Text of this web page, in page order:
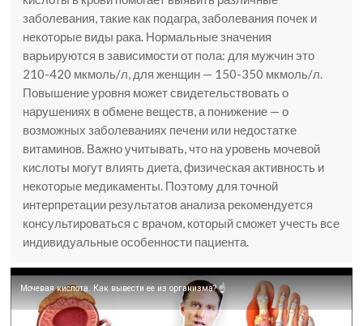
заболевания, такие как подагра, заболевания почек и
некоторые виды рака. Нормальные значения
варьируются в зависимости от пола: для мужчин это
210-420 мкмоль/л, для женщин — 150-350 мкмоль/л.
Повышение уровня может свидетельствовать о
нарушениях в обмене веществ, а понижение — о
возможных заболеваниях печени или недостатке
витаминов. Важно учитывать, что на уровень мочевой
кислоты могут влиять диета, физическая активность и
некоторые медикаменты. Поэтому для точной
интерпретации результатов анализа рекомендуется
консультироваться с врачом, который сможет учесть все
индивидуальные особенности пациента.
Мочевая кислота. Как вывести ее из организма? ☝️